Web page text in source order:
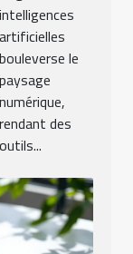
intelligences
artificielles
bouleverse le
paysage
numérique,
rendant des
outils...